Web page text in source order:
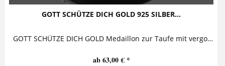
GOTT SCHÜTZE DICH GOLD 925 SILBER...
GOTT SCHÜTZE DICH GOLD Medaillon zur Taufe mit vergoldetem Kreuz Diese bezaubernde Taufkette mit Gravur besteht aus einem personalisierten...
ab 63,00 € *